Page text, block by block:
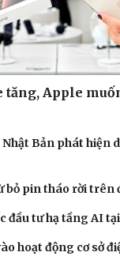
Đời sống
Blog
Tình yêu -
tăng, Apple
Bản phát hiện
bỏ pin tháo rời trên
đầu tư hạ tầng AI
hoạt động cơ sở